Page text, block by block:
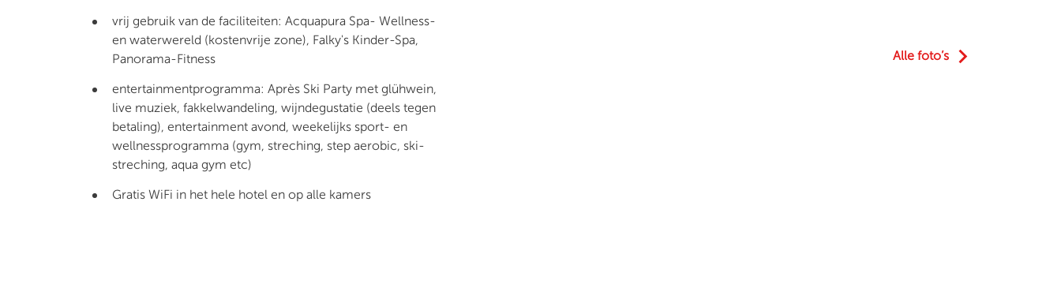
vrij gebruik van de faciliteiten: Acquapura Spa- Wellness-
en waterwereld (kostenvrije zone), Falky's Kinder-Spa,
Panorama-Fitness
entertainmentprogramma: Après Ski Party met glühwein,
live muziek, fakkelwandeling, wijndegustatie (deels tegen
betaling), entertainment avond, weekelijks sport- en
wellnessprogramma (gym, streching, step aerobic, ski-
streching, aqua gym etc)
Gratis WiFi in het hele hotel en op alle kamers
Alle foto’s keyboard_arrow_right